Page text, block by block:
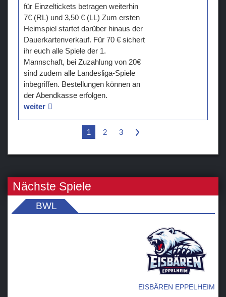
für Einzeltickets betragen weiterhin
7€ (RL) und 3,50 € (LL) Zum ersten
Heimspiel startet darüber hinaus der
Dauerkartenverkauf. Für 70 € sichert
ihr euch alle Spiele der 1.
Mannschaft, bei Zuzahlung von 20€
sind zudem alle Landesliga-Spiele
inbegriffen. Bestellungen können an
der Abendkasse erfolgen.
weiter
1 2 3 >
Nächste Spiele
BWL
EISBÄREN EPPELHEIM